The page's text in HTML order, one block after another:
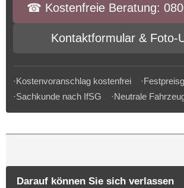
☎︎ Kostenfreie Beratung:
Kontaktformular & Foto-
·Kostenvoranschlag kostenfrei
·Sachkunde nach IfSG ·Neutrale
Darauf können Sie sich verlassen